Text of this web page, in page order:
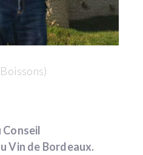
Vin de Bordeaux.